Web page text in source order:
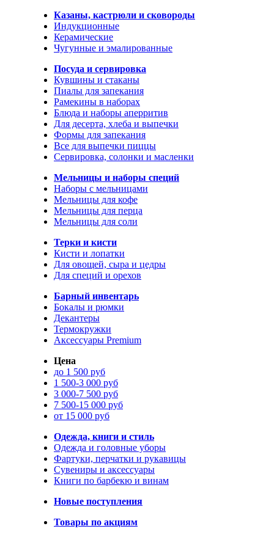
Казаны, кастрюли и сковороды
Индукционные
Керамические
Чугунные и эмалированные
Посуда и сервировка
Кувшины и стаканы
Пиалы для запекания
Рамекины в наборах
Блюда и наборы аперритив
Для десерта, хлеба и выпечки
Формы для запекания
Все для выпечки пиццы
Сервировка, солонки и масленки
Мельницы и наборы специй
Наборы с мельницами
Мельницы для кофе
Мельницы для перца
Мельницы для соли
Терки и кисти
Кисти и лопатки
Для овощей, сыра и цедры
Для специй и орехов
Барный инвентарь
Бокалы и рюмки
Декантеры
Термокружки
Аксессуары Premium
Цена
до 1 500 руб
1 500-3 000 руб
3 000-7 500 руб
7 500-15 000 руб
от 15 000 руб
Одежда, книги и стиль
Одежда и головные уборы
Фартуки, перчатки и рукавицы
Сувениры и аксессуары
Книги по барбекю и винам
Новые поступления
Товары по акциям